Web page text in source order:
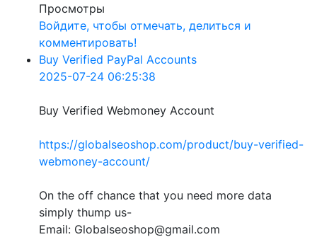
Просмотры
Войдите, чтобы отмечать, делиться и
комментировать!
Buy Verified PayPal Accounts
2025-07-24 06:25:38
Buy Verified Webmoney Account
https://globalseoshop.com/product/buy-verified-
webmoney-account/
On the off chance that you need more data
simply thump us-
Email: Globalseoshop@gmail.com